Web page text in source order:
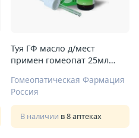
Туя ГФ масло д/мест
примен гомеопат 25мл
Гомеопатическая Фармация
Россия
В наличии в 8 аптеках